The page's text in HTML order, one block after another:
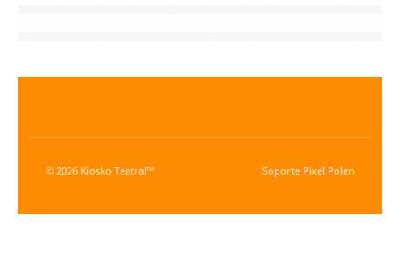
© 2026 Kiosko Teatral™ Soporte Pixel Polen